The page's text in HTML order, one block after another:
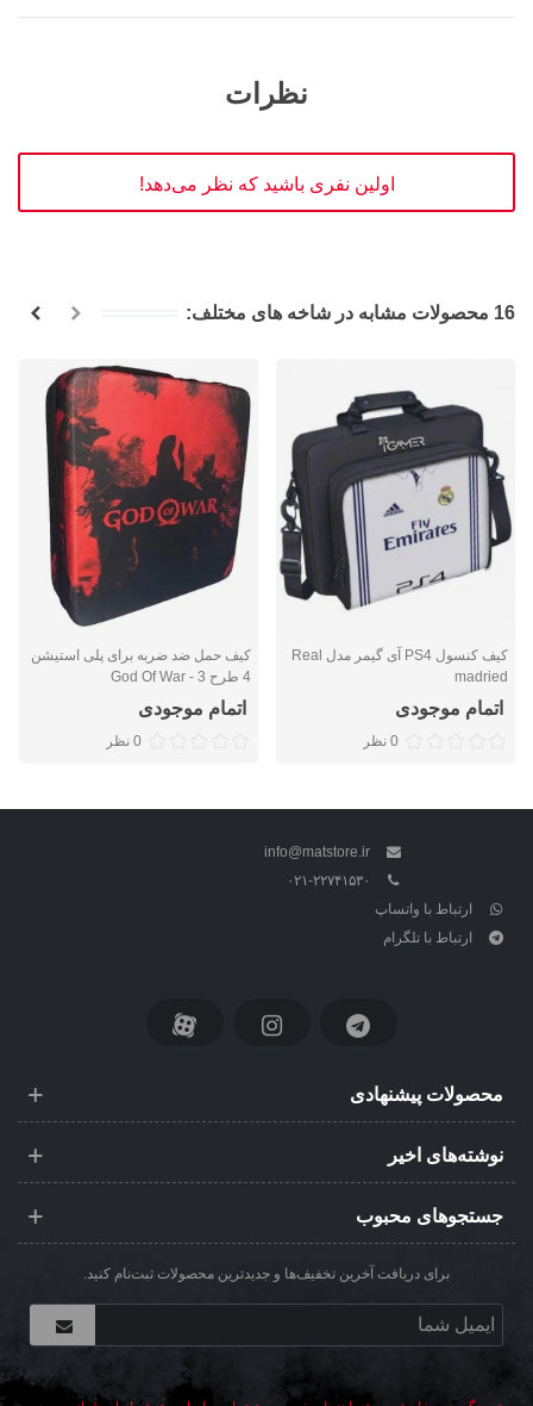
نظرات
اولین نفری باشید که نظر می‌دهد!
16 محصولات مشابه در شاخه های مختلف:
کیف کنسول PS4 آی گیمر مدل Real
madried
اتمام موجودی
0 نظر
کیف حمل ضد ضربه برای پلی استیشن
4 طرح God Of War - 3
اتمام موجودی
0 نظر
info@matstore.ir
۰۲۱-۲۲۷۴۱۵۳۰
ارتباط با واتساپ
ارتباط با تلگرام
محصولات پیشنهادی
نوشته‌های اخیر
جستجوهای محبوب
برای دریافت آخرین تخفیف‌ها و جدیدترین محصولات ثبت‌نام کنید.